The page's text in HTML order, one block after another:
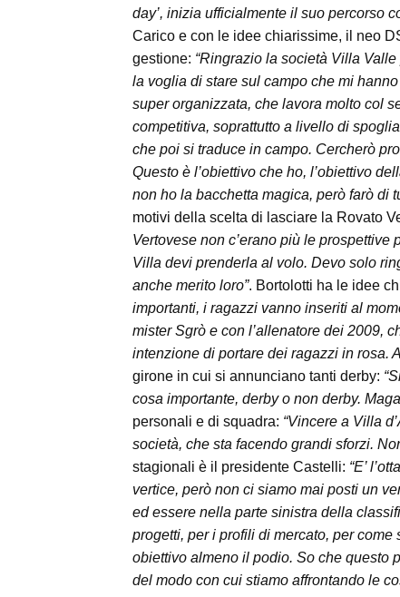
day’, inizia ufficialmente il suo percorso
Carico e con le idee chiarissime, il neo
gestione: “Ringrazio la società Villa
la voglia di stare sul campo che mi
super organizzata, che lavora molto col
competitiva, soprattutto a livello di
che poi si traduce in campo. Cercherò
Questo è l’obiettivo che ho, l’obiettivo
non ho la bacchetta magica, però farò di
motivi della scelta di lasciare la Rovato
Vertovese non c’erano più le
Villa devi prenderla al volo. Devo solo
anche merito loro”. Bortolotti ha le idee
importanti, i ragazzi vanno inseriti al
mister Sgrò e con l’allenatore dei 2009,
intenzione di portare dei ragazzi in rosa.
girone in cui si annunciano tanti derby:
cosa importante, derby o non derby.
personali e di squadra: “Vincere a Villa
società, che sta facendo grandi sforzi.
stagionali è il presidente Castelli: “E’
vertice, però non ci siamo mai posti un
ed essere nella parte sinistra della
progetti, per i profili di mercato, per
obiettivo almeno il podio. So che questo
del modo con cui stiamo affrontando le